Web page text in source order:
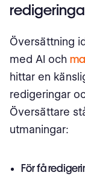
Översättning
med AI och
hittar en
redigeringar
Översättare
utmaningar:
För få